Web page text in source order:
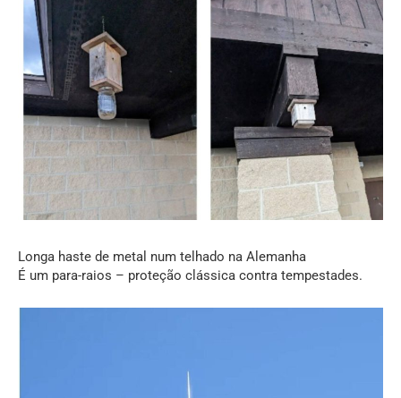
Longa haste de metal num telhado na Alemanha
É um para-raios – proteção clássica contra tempestades.